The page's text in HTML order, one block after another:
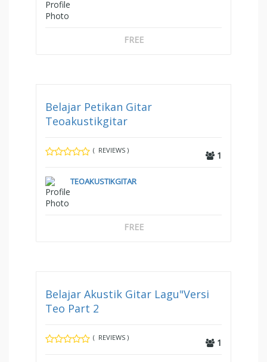
FREE
Belajar Petikan Gitar
Teoakustikgitar
( REVIEWS ) 1
TEOAKUSTIKGITAR
FREE
Belajar Akustik Gitar Lagu"Versi
Teo Part 2
( REVIEWS ) 1